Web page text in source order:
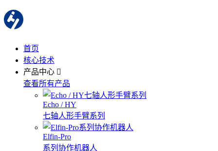
首页
核心技术
产品中心
查看所有产品
Echo / HY
七轴人形手臂系列
Elfin-Pro
系列协作机器人